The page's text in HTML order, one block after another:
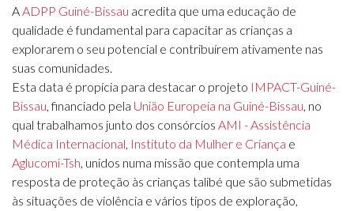
AADPP Guiné-Bissau acredita que uma educação de
qualidade é fundamental para capacitar as crianças a
explorarem o seu potencial e contribuírem ativamente nas
suas comunidades.
Esta data é propícia para destacar o projeto IMPACT-Guiné-
Bissau, financiado pela União Europeia na Guiné-Bissau, no
qual trabalhamos junto dos consórcios AMI - Assistência
Médica Internacional, Instituto da Mulher e Criança e
Aglucomi-Tsh, unidos numa missão que contempla uma
resposta de proteção às crianças talibé que são submetidas
às situações de violência e vários tipos de exploração,